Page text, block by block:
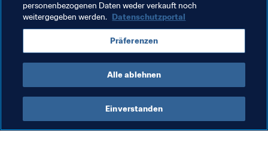
Verwandte Themen
Organisation Senegal
personenbezogenen Daten weder verkauft noch
weitergegeben werden. Datenschutzportal
Präferenzen
Alle ablehnen
Einverstanden